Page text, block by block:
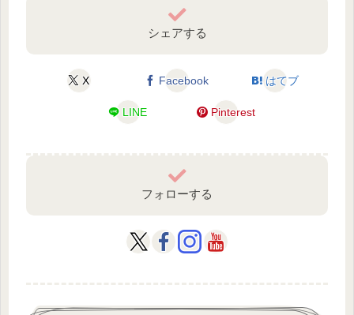
シェアする
X Facebook はてブ
LINE Pinterest
フォローする